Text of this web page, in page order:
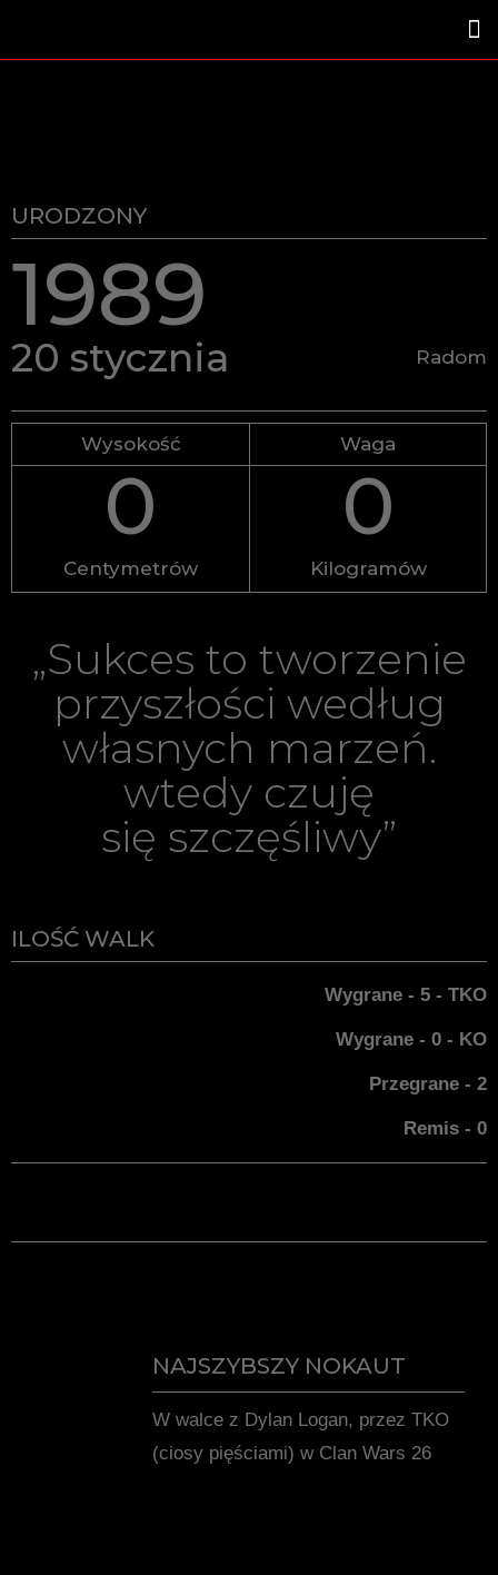
URODZONY
1989
20 stycznia Radom
„Sukces to tworzenie
przyszłości według
własnych marzeń.
wtedy czuję
się szczęśliwy”
Wysokość Waga
0
Centymetrów
0
Kilogramów
ILOŚĆ WALK
Wygrane - 5 - TKO
Wygrane - 0 - KO
Przegrane - 2
Remis - 0
NAJSZYBSZY NOKAUT
W walce z Dylan Logan, przez TKO
(ciosy pięściami) w Clan Wars 26